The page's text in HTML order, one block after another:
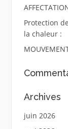
Protection
la chaleur :
Archives
juin 2026